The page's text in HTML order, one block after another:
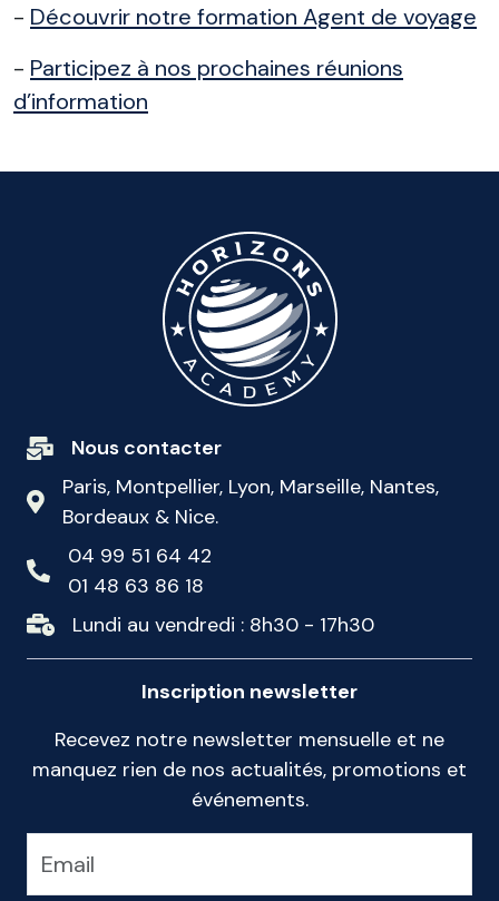
- Découvrir notre formation Agent de voyage
- Participez à nos prochaines réunions
d’information
Nous contacter
Paris, Montpellier, Lyon, Marseille, Nantes,
Bordeaux & Nice.
04 99 51 64 42
01 48 63 86 18
Lundi au vendredi : 8h30 - 17h30
Inscription newsletter
Recevez notre newsletter mensuelle et ne
manquez rien de nos actualités, promotions et
événements.